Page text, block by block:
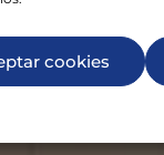
cookies